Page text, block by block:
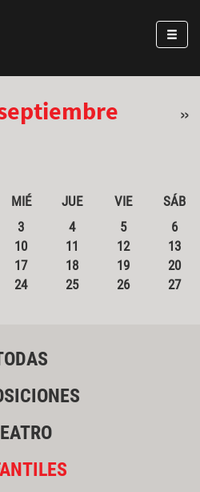
»
MIÉ JUE VIE
SÁB
3 4 5
6
10 11 12
13
17 18 19
20
24 25 26
27